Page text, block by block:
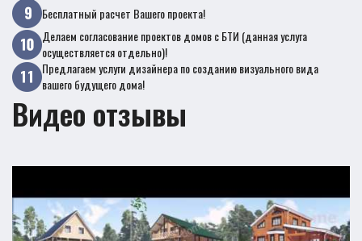
Бесплатный расчет Вашего проекта!
Делаем согласование проектов домов с БТИ (данная услуга
осуществляется отдельно)!
Предлагаем услуги дизайнера по созданию визуального вида
вашего будущего дома!
Видео отзывы